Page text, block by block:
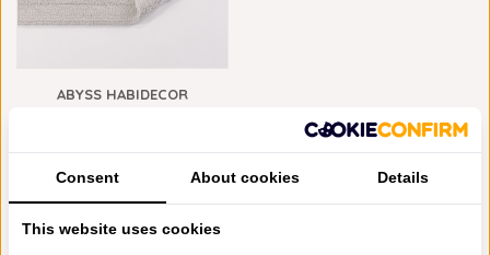
ABYSS HABIDECOR
Consent About cookies Details
This website uses cookies